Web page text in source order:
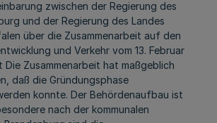
zwischen der Regierung des
und der Regierung des Landes
über die Zusammenarbeit auf den
und Verkehr vom 13. Februar
Die Zusammenarbeit hat maßgeblich
daß die Gründungsphase
konnte. Der Behördenaufbau ist
nach der kommunalen